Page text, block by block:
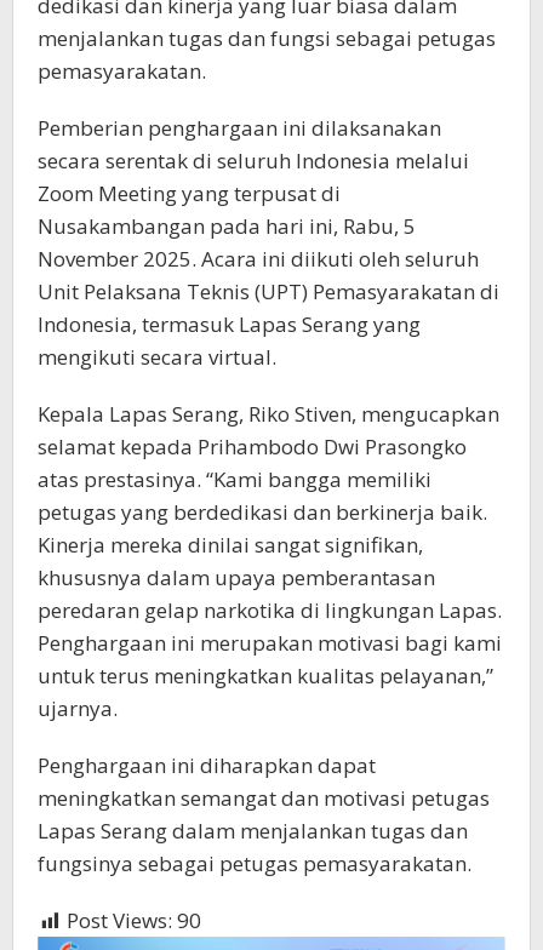
menjalankan tugas dan fungsi sebagai petugas
pemasyarakatan.
Pemberian penghargaan ini dilaksanakan
secara serentak di seluruh Indonesia melalui
Zoom Meeting yang terpusat di
Nusakambangan pada hari ini, Rabu, 5
November 2025. Acara ini diikuti oleh seluruh
Unit Pelaksana Teknis (UPT) Pemasyarakatan di
Indonesia, termasuk Lapas Serang yang
mengikuti secara virtual.
Kepala Lapas Serang, Riko Stiven, mengucapkan
selamat kepada Prihambodo Dwi Prasongko
atas prestasinya. “Kami bangga memiliki
petugas yang berdedikasi dan berkinerja baik.
Kinerja mereka dinilai sangat signifikan,
khususnya dalam upaya pemberantasan
peredaran gelap narkotika di lingkungan Lapas.
Penghargaan ini merupakan motivasi bagi kami
untuk terus meningkatkan kualitas pelayanan,”
ujarnya.
Penghargaan ini diharapkan dapat
meningkatkan semangat dan motivasi petugas
Lapas Serang dalam menjalankan tugas dan
fungsinya sebagai petugas pemasyarakatan.
Post Views: 90